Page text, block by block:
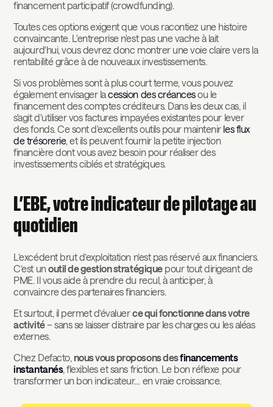
financement participatif (crowdfunding).
Toutes ces options exigent que vous racontiez une histoire
convaincante. L'entreprise n'est pas une vache à lait
aujourd'hui, vous devrez donc montrer une voie claire vers la
rentabilité grâce à de nouveaux investissements.
Si vos problèmes sont à plus court terme, vous pouvez
également envisager lacession des créancesou le
financement des comptes créditeurs. Dans les deux cas, il
s'agit d'utiliser vos factures impayées existantes pour lever
des fonds. Ce sont d'excellents outils pour maintenir les flux
de trésorerie, et ils peuvent fournir la petite injection
financière dont vous avez besoin pour réaliser des
investissements ciblés et stratégiques.
L’EBE, votre indicateur de pilotage au
quotidien
L’excédent brut d’exploitation n’est pas réservé aux financiers.
C’est unoutil de gestion stratégiquepour tout dirigeant de
PME. Il vous aide à prendre du recul, à anticiper, à
convaincre des partenaires financiers.
Et surtout, il permet d’évaluerce qui fonctionne dans votre
activité– sans se laisser distraire par les charges ou les aléas
externes.
Chez Defacto, nous vous proposons desfinancements
instantanés, flexibles et sans friction. Le bon réflexe pour
transformer un bon indicateur… en vraie croissance.